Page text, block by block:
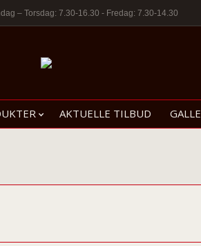
– Torsdag: 7.30-16.30 - Fredag: 7.30-14.30
AKTUELLE TILBUD